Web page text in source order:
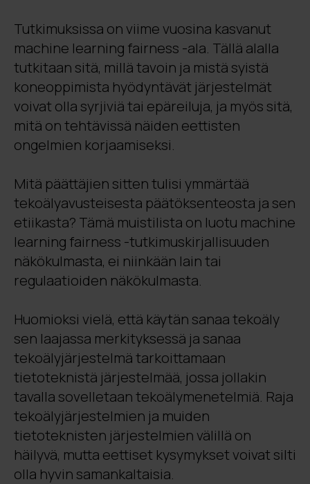
Tutkimuksissa on viime vuosina kasvanut
machine learning fairness -ala. Tällä alalla
tutkitaan sitä, millä tavoin ja mistä syistä
koneoppimista hyödyntävät järjestelmät
voivat olla syrjiviä tai epäreiluja, ja myös sitä,
mitä on tehtävissä näiden eettisten
ongelmien korjaamiseksi.
Mitä päättäjien sitten tulisi ymmärtää
tekoälyavusteisesta päätöksenteosta ja sen
etiikasta? Tämä muistilista on luotu machine
learning fairness -tutkimuskirjallisuuden
näkökulmasta, ei niinkään lain tai
regulaatioiden näkökulmasta.
Huomioksi vielä, että käytän sanaa tekoäly
sen laajassa merkityksessä ja sanaa
tekoälyjärjestelmä tarkoittamaan
tietoteknistä järjestelmää, jossa jollakin
tavalla sovelletaan tekoälymenetelmiä. Raja
tekoälyjärjestelmien ja muiden
tietoteknisten järjestelmien välillä on
häilyvä, mutta eettiset kysymykset voivat silti
olla hyvin samankaltaisia.